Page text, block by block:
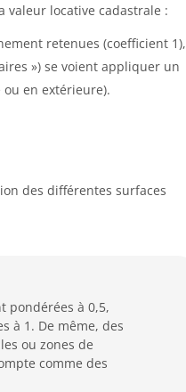
valeur locative cadastrale :
retenues (coefficient 1),
») se voient appliquer un
en extérieure).
des différentes surfaces
pondérées à 0,5,
à 1. De même, des
ou zones de
comme des